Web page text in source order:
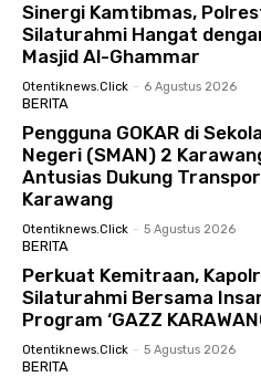
Sinergi Kamtibmas,
Silaturahmi Hangat
Masjid Al-Ghammar
Otentiknews.click - 6 Agustus 2026
BERITA
Pengguna GOKAR di
Negeri (SMAN) 2
Antusias Dukung
Karawang
Otentiknews.click - 5 Agustus 2026
BERITA
Perkuat Kemitraan,
Silaturahmi Bersama
Program ‘GAZZ
Otentiknews.click - 5 Agustus 2026
BERITA